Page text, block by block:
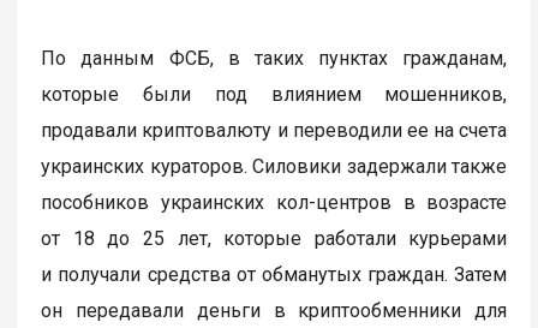
По данным ФСБ, в таких пунктах гражданам,
которые были под влиянием мошенников,
продавали криптовалюту и переводили ее на счета
украинских кураторов. Силовики задержали также
пособников украинских кол-центров в возрасте
от 18 до 25 лет, которые работали курьерами
и получали средства от обманутых граждан. Затем
он передавали деньги в криптообменники для